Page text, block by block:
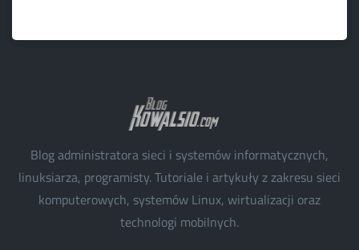
Blog administratora sieci i systemów informatycznych,
linuksiarza, programisty. Tutoriale i artykuły z zakresu sieci
komputerowych, systemów Linux, wirtualizacji oraz
technologi mobilnych.